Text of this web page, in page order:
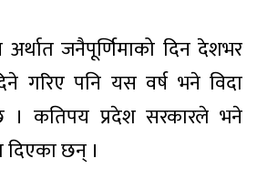
अर्थात जनैपूर्णिमाको दिन देशभर
गरिए पनि यस वर्ष भने विदा
। कतिपय प्रदेश सरकारले भने
दिएका छन् ।